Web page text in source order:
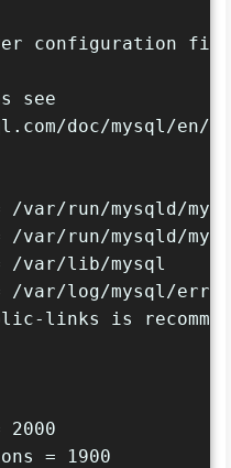
configuration
see
doc/mysql/en/
file	= /var/run/mysqld/
= /var/run/mysqld/
= /var/lib/mysql
error	= /var/log/mysql/
links is
2000
= 1900